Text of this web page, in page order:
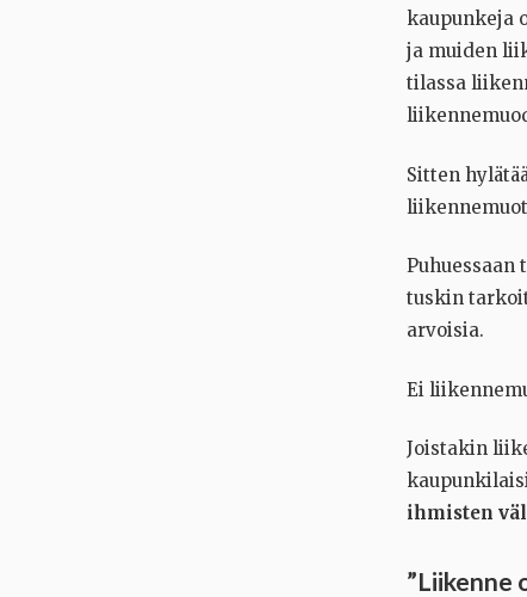
kaupunkeja
ja muiden
tilassa
Sitten
Puhuessaan
tuskin
arvoisia.
Ei
Joistakin
ihmisten
”Liikenne